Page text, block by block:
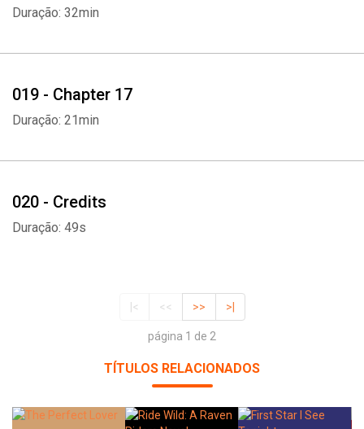
Duração: 32min
019 - Chapter 17
Duração: 21min
020 - Credits
Duração: 49s
|< << >> >|
página 1 de 2
TÍTULOS RELACIONADOS